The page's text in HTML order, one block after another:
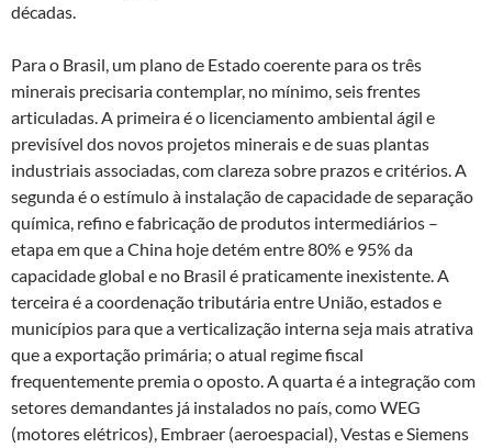
décadas.
Para o Brasil, um plano de Estado coerente para os três
minerais precisaria contemplar, no mínimo, seis frentes
articuladas. A primeira é o licenciamento ambiental ágil e
previsível dos novos projetos minerais e de suas plantas
industriais associadas, com clareza sobre prazos e critérios. A
segunda é o estímulo à instalação de capacidade de separação
química, refino e fabricação de produtos intermediários –
etapa em que a China hoje detém entre 80% e 95% da
capacidade global e no Brasil é praticamente inexistente. A
terceira é a coordenação tributária entre União, estados e
municípios para que a verticalização interna seja mais atrativa
que a exportação primária; o atual regime fiscal
frequentemente premia o oposto. A quarta é a integração com
setores demandantes já instalados no país, como WEG
(motores elétricos), Embraer (aeroespacial), Vestas e Siemens